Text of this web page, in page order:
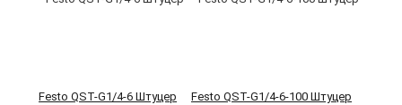
Festo QST-G1/4-6 Штуцер Festo QST-G1/4-6-100 Штуцер